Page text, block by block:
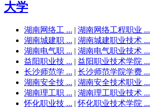
大学
湖南网络工 ... | 湖南网络工程职业 ...
湖南城建职 ... | 湖南城建职业技术 ...
湖南电气职 ... | 湖南电气职业技术 ...
益阳职业技 ... | 益阳职业技术学院 ...
长沙师范学 ... | 长沙师范学院学费 ...
湖南安全技 ... | 湖南安全技术职业 ...
湖南理工职 ... | 湖南理工职业技术 ...
怀化职业技 ... |怀化职业技术学院 ...